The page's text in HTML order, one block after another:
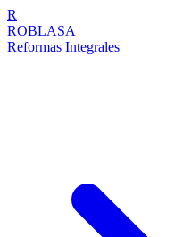
R
ROBLASA
Reformas Integrales